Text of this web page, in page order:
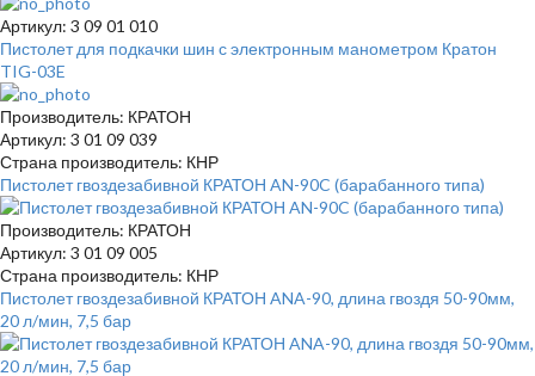
Артикул: 3 09 01 010
Пистолет для подкачки шин с электронным манометром Кратон
TIG-03E
Производитель: КРАТОН
Артикул: 3 01 09 039
Страна производитель: КНР
Пистолет гвоздезабивной КРАТОН AN-90C (барабанного типа)
Производитель: КРАТОН
Артикул: 3 01 09 005
Страна производитель: КНР
Пистолет гвоздезабивной КРАТОН ANA-90, длина гвоздя 50-90мм,
20 л/мин, 7,5 бар